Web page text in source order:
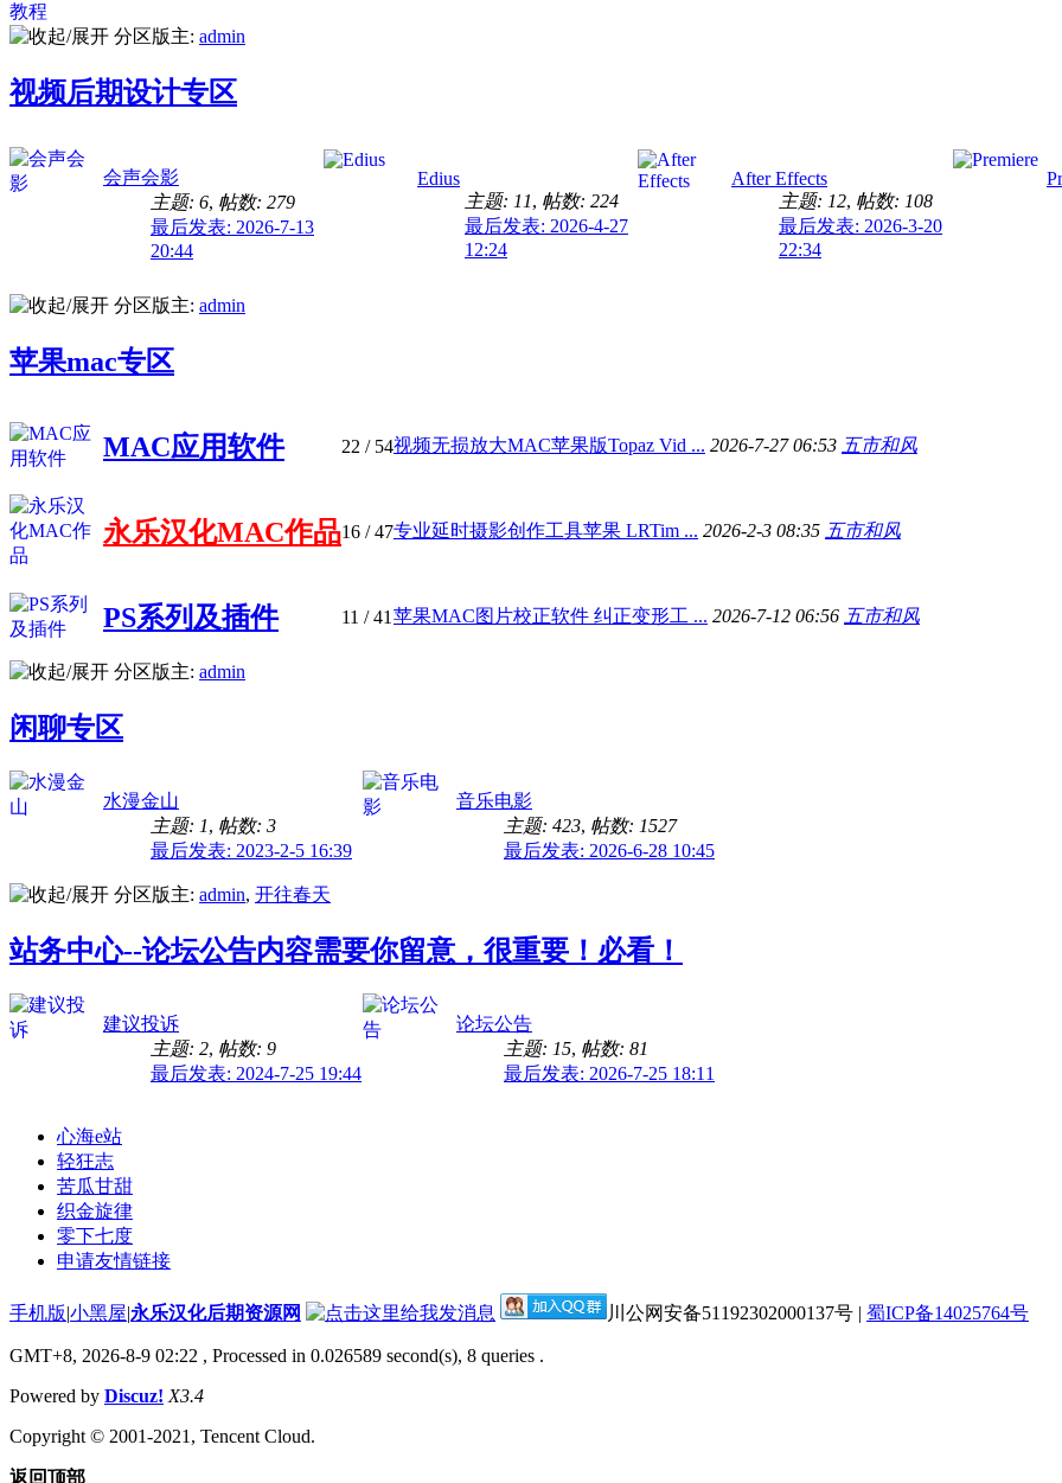
分区版主: admin
视频后期设计专区
会声会影
主题: 6, 帖数: 279
最后发表: 2026-7-13
20:44
Edius
主题: 11, 帖数: 224
最后发表: 2026-4-27
12:24
After Effects
主题: 12, 帖数: 108
最后发表: 2026-3-20
22:34
分区版主: admin
苹果mac专区
MAC应用软件 22 / 54视频无损放大MAC苹果版Topaz Vid ... 2026-7-27 06:53 五市和风
永乐汉化MAC作品16 / 47专业延时摄影创作工具苹果 LRTim ... 2026-2-3 08:35 五市和风
PS系列及插件 11 / 41 苹果MAC图片校正软件 纠正变形工 ... 2026-7-12 06:56 五市和风
分区版主: admin
闲聊专区
水漫金山
主题: 1, 帖数: 3
最后发表: 2023-2-5 16:39
音乐电影
主题: 423, 帖数: 1527
最后发表: 2026-6-28 10:45
分区版主: admin, 开往春天
站务中心--论坛公告内容需要你留意，很重要！必看！
建议投诉
主题: 2, 帖数: 9
最后发表: 2024-7-25 19:44
论坛公告
主题: 15, 帖数: 81
最后发表: 2026-7-25 18:11
心海e站
轻狂志
苦瓜甘甜
织金旋律
零下七度
申请友情链接
手机版|小黑屋|永乐汉化后期资源网 川公网安备51192302000137号 | 蜀ICP备14025764号
GMT+8, 2026-8-9 02:22 , Processed in 0.026589 second(s), 8 queries .
Powered by Discuz! X3.4
Copyright © 2001-2021, Tencent Cloud.
返回顶部